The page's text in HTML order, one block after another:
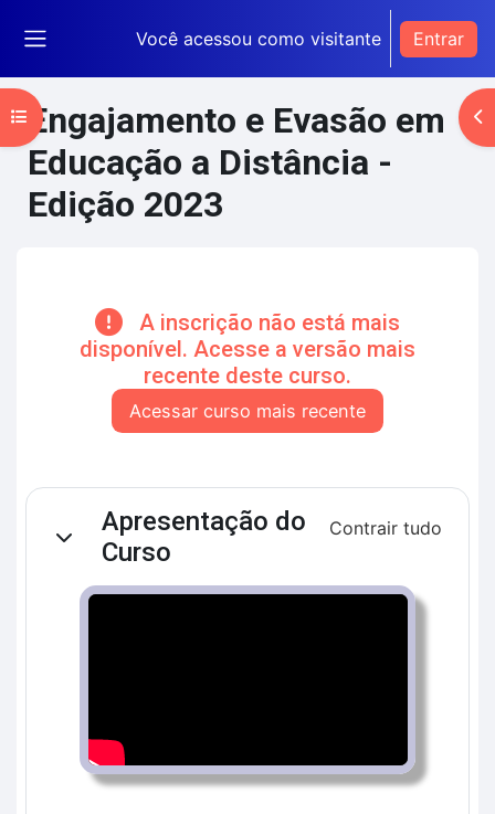
Você acessou como visitante Entrar
Engajamento e Evasão em
Educação a Distância -
Edição 2023
A inscrição não está mais
disponível. Acesse a versão mais
recente deste curso.
Acessar curso mais recente
Abrir índice do curso
Contorno da seção
Contrair
Apresentação do
Curso
Contrair tudo